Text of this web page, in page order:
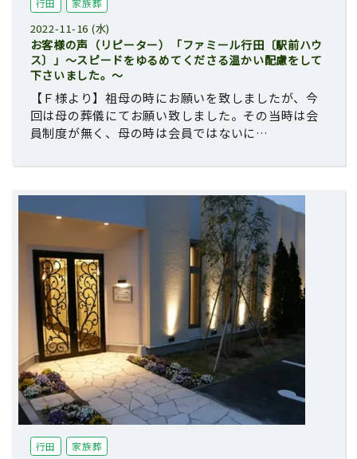
行田 家族葬
2022-11-16 (水)
お客様の声（リピーター）「ファミール行田〔駅前ハウ
ス〕」～スピードをゆるめてくださる温かい配慮をして
下さいました。～
【Ｆ様より】祖母の時にお願いを致しましたが、今
回は母の葬儀にてお願い致しました。その当時は会
員制度が無く、母の時は会員ではないに…
行田 家族葬